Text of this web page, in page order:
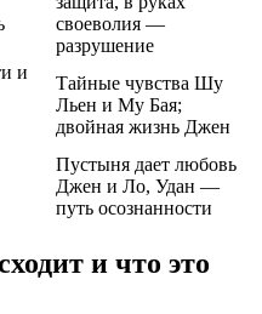
своеволия —
разрушение
и
Тайные чувства Шу
Льен и Му Бая;
двойная жизнь Джен
Пустыня дает любовь
Джен и Ло, Удан —
путь осознанности
и что это